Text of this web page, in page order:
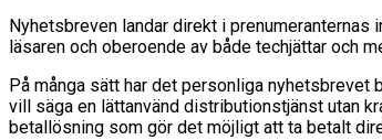
Nyhetsbreven landar direkt i prenumeranternas
läsaren och oberoende av både techjättar och
På många sätt har det personliga
vill säga en lättanvänd distributionstjänst utan
betallösning som gör det möjligt att ta betalt